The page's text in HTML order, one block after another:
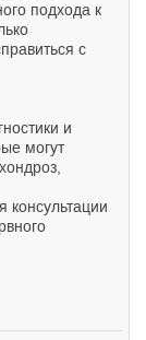
подхода к
с
и
могут
консультации